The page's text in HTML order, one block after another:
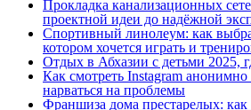
Прокладка канализационных
проектной идеи до надёжной
Спортивный линолеум: как
котором хочется играть и
Отдых в Абхазии с детьми 2025,
Как смотреть Instagram
нарваться на проблемы
Франшиза дома престарелых: как